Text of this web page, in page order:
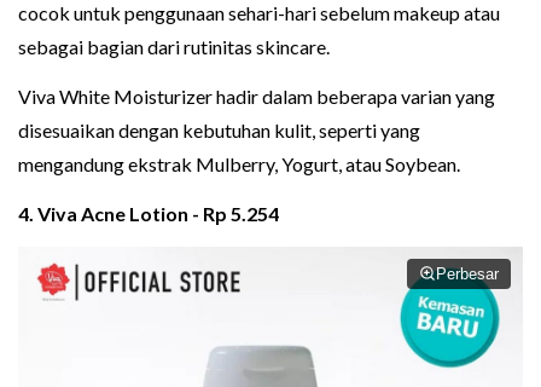
cocok untuk penggunaan sehari-hari sebelum makeup atau
sebagai bagian dari rutinitas skincare.
Viva White Moisturizer hadir dalam beberapa varian yang
disesuaikan dengan kebutuhan kulit, seperti yang
mengandung ekstrak Mulberry, Yogurt, atau Soybean.
4. Viva Acne Lotion - Rp 5.254
Perbesar